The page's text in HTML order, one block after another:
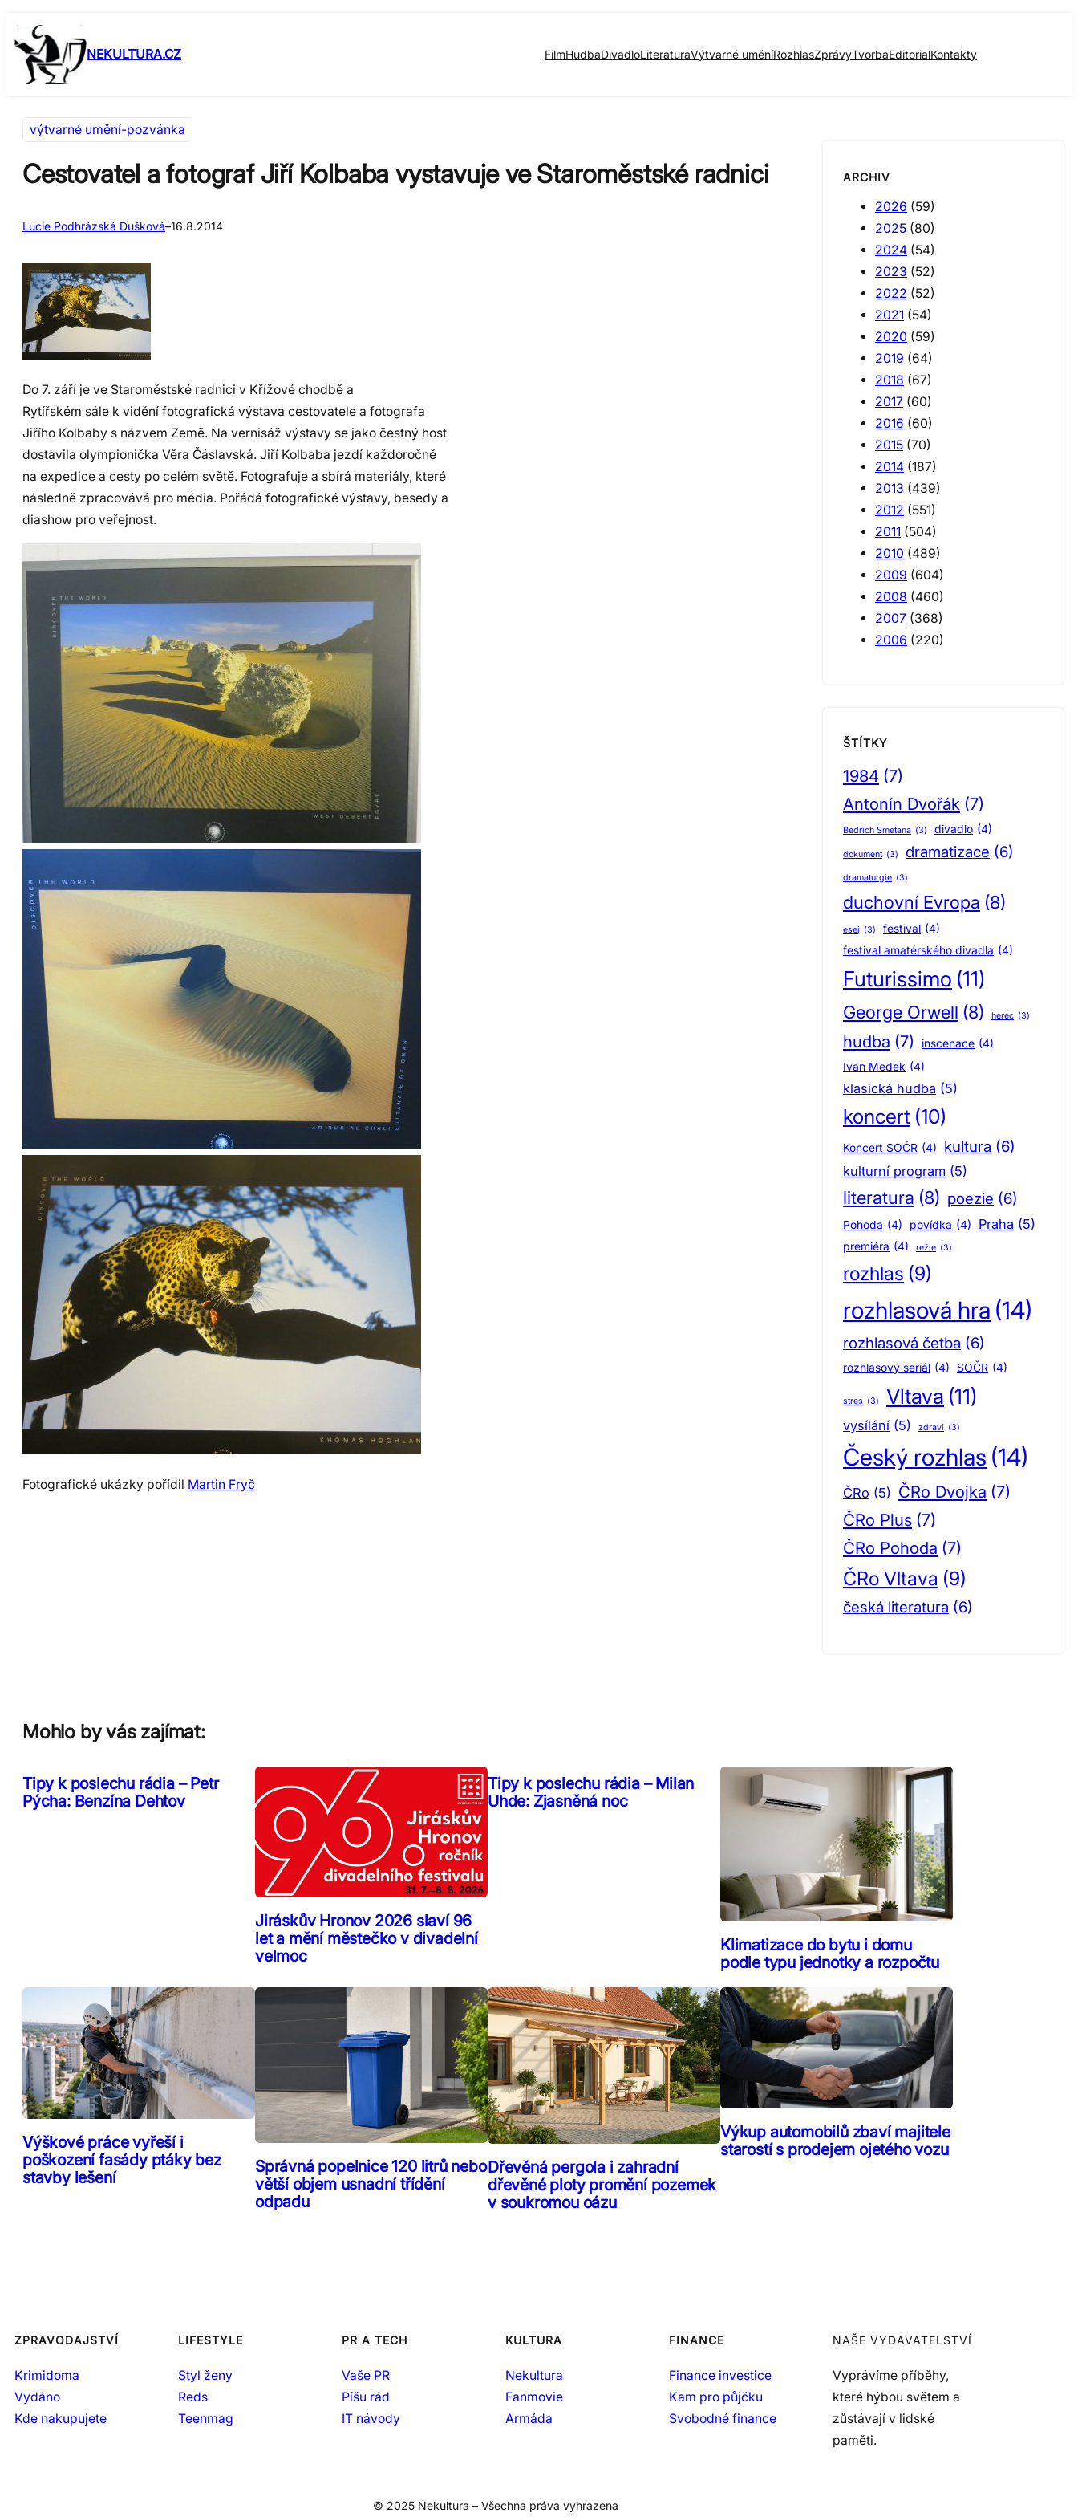
Přeskočit
na
obsah
Skip
to
content
NEKULTURA.CZ FilmHudbaDivadloLiteraturaVýtvarné uměníRozhlasZprávyTvorbaEditorialKontakty
výtvarné umění-pozvánka
Cestovatel a fotograf Jiří Kolbaba vystavuje ve Staroměstské radnici
Lucie Podhrázská Dušková–16.8.2014
Do 7. září je ve Staroměstské radnici v Křížové chodbě a
Rytířském sále k vidění fotografická výstava cestovatele a fotografa
Jiřího Kolbaby s názvem Země. Na vernisáž výstavy se jako čestný host
dostavila olympionička Věra Čáslavská. Jiří Kolbaba jezdí každoročně
na expedice a cesty po celém světě. Fotografuje a sbírá materiály, které
následně zpracovává pro média. Pořádá fotografické výstavy, besedy a
diashow pro veřejnost.
Fotografické ukázky pořídil Martin Fryč
ARCHIV
2026 (59)
2025 (80)
2024 (54)
2023 (52)
2022 (52)
2021 (54)
2020 (59)
2019 (64)
2018 (67)
2017 (60)
2016 (60)
2015 (70)
2014 (187)
2013 (439)
2012 (551)
2011 (504)
2010 (489)
2009 (604)
2008 (460)
2007 (368)
2006 (220)
ŠTÍTKY
1984 (7)
Antonín Dvořák (7)
Bedřich Smetana (3) divadlo (4)
dokument (3) dramatizace (6)
dramaturgie (3)
duchovní Evropa (8)
esej (3) festival (4)
festival amatérského divadla (4)
Futurissimo (11)
George Orwell (8) herec (3)
hudba (7) inscenace (4)
Ivan Medek (4)
klasická hudba (5)
koncert (10)
Koncert SOČR (4) kultura (6)
kulturní program (5)
literatura (8) poezie (6)
Pohoda (4) povídka (4) Praha (5)
premiéra (4) režie (3)
rozhlas (9)
rozhlasová hra (14)
rozhlasová četba (6)
rozhlasový seriál (4) SOČR (4)
stres (3) Vltava (11)
vysílání (5) zdraví (3)
Český rozhlas (14)
ČRo (5) ČRo Dvojka (7)
ČRo Plus (7)
ČRo Pohoda (7)
ČRo Vltava (9)
česká literatura (6)
Mohlo by vás zajímat:
Tipy k poslechu rádia – Petr
Pýcha: Benzína Dehtov
Jiráskův Hronov 2026 slaví 96
let a mění městečko v divadelní
velmoc
Tipy k poslechu rádia – Milan
Uhde: Zjasněná noc
Klimatizace do bytu i domu
podle typu jednotky a rozpočtu
Výškové práce vyřeší i
poškození fasády ptáky bez
stavby lešení
Správná popelnice 120 litrů nebo
větší objem usnadní třídění
odpadu
Dřevěná pergola i zahradní
dřevěné ploty promění pozemek
v soukromou oázu
Výkup automobilů zbaví majitele
starostí s prodejem ojetého vozu
ZPRAVODAJSTVÍ
Krimidoma
Vydáno
Kde nakupujete
LIFESTYLE
Styl ženy
Reds
Teenmag
PR A TECH
Vaše PR
Píšu rád
IT návody
KULTURA
Nekultura
Fanmovie
Armáda
FINANCE
Finance investice
Kam pro půjčku
Svobodné finance
NAŠE VYDAVATELSTVÍ
Vyprávíme příběhy,
které hýbou světem a
zůstávají v lidské
paměti.
© 2025 Nekultura – Všechna práva vyhrazena